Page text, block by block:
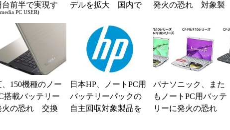
台前半で実現す
PCライフ
PC USER)
デルを拡大 国内で
発火の恐れ 対象製
、150機種のノー
搭載バッテリー
火の恐れ 交換
日本HP、ノートPC用
バッテリーパックの
自主回収対象製品を
パナソニック、また
もノートPC用バッテ
リーに発火の恐れ